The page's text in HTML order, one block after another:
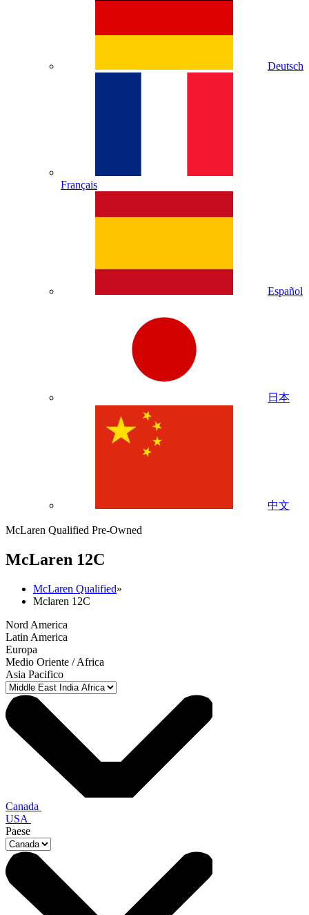
Deutsch
Français
Español
日本
中文
McLaren Qualified Pre-Owned
McLaren 12C
McLaren Qualified»
Mclaren 12C
Nord America
Latin America
Europa
Medio Oriente / Africa
Asia Pacifico
Canada
USA
Paese